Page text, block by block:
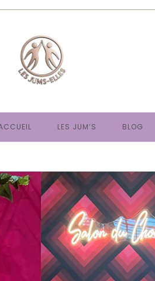
LES JUM’S BLOG